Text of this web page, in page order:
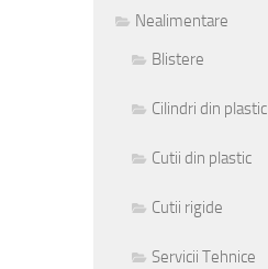
Nealimentare
Blistere
Cilindri din plastic
Cutii din plastic
Cutii rigide
Servicii Tehnice